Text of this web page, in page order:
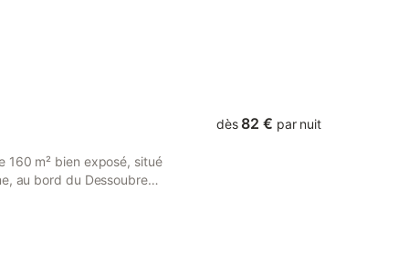
160 m² bien exposé, situé
au bord du Dessoubre
en Franche-Comté, à
dès 82 € par nuit